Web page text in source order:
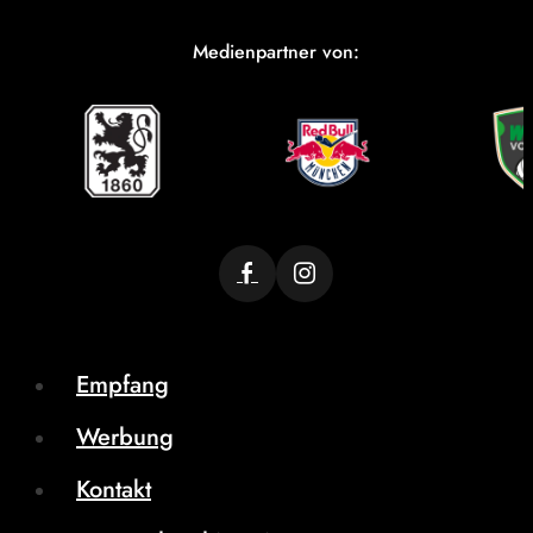
Medienpartner von:
Empfang
Werbung
Kontakt